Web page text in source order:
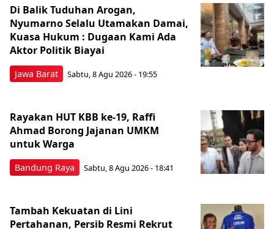
Jawa Barat
Di Balik Tuduhan Arogan,
Nyumarno Selalu Utamakan Damai,
Kuasa Hukum : Dugaan Kami Ada
Aktor Politik Biayai
Sabtu, 8 Agu 2026 - 19:55
Bandung Raya
Rayakan HUT KBB ke-19, Raffi
Ahmad Borong Jajanan UMKM
untuk Warga
Sabtu, 8 Agu 2026 - 18:41
Tambah Kekuatan di Lini
Pertahanan, Persib Resmi Rekrut